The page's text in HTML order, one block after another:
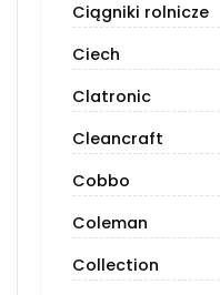
Ciągniki rolnicze
Ciech
Clatronic
Cleancraft
Cobbo
Coleman
Collection